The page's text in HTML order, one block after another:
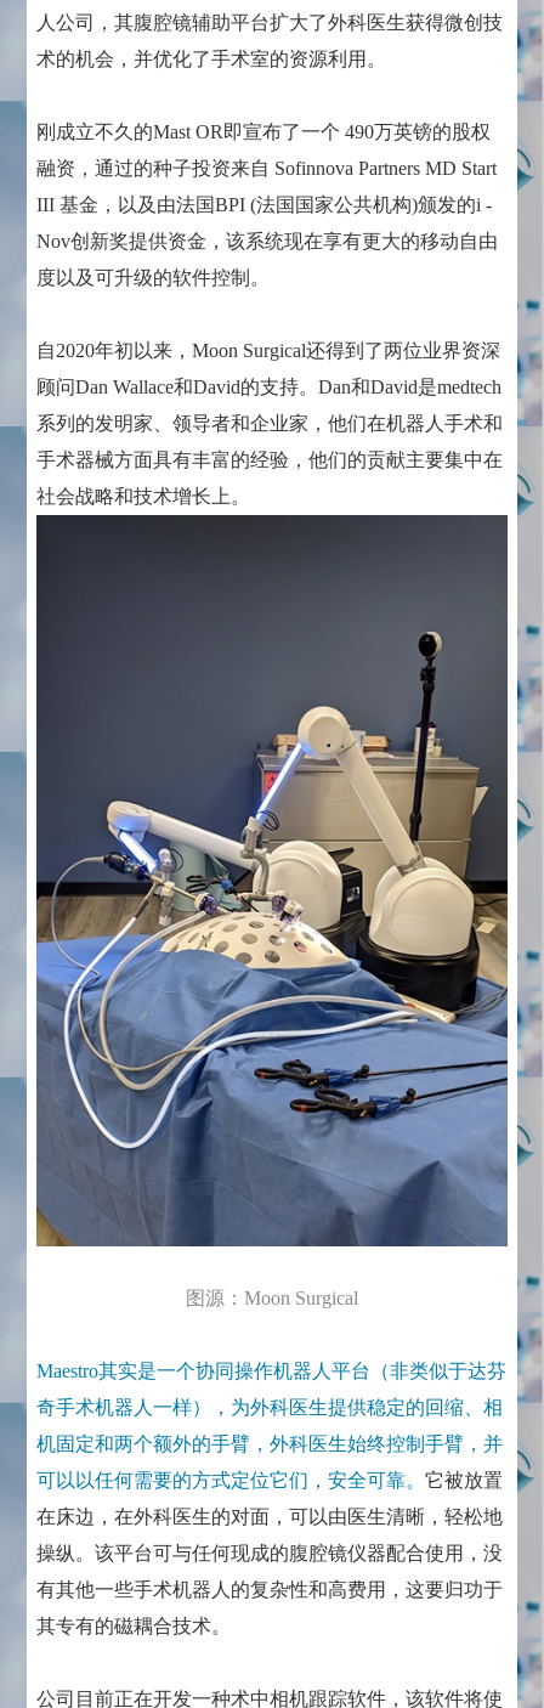
人公司，其腹腔镜辅助平台扩大了外科医生获得微创技
术的机会，并优化了手术室的资源利用。
刚成立不久的Mast OR即宣布了一个 490万英镑的股权
融资，通过的种子投资来自 Sofinnova Partners MD Start
III 基金，以及由法国BPI (法国国家公共机构)颁发的i -
Nov创新奖提供资金，该系统现在享有更大的移动自由
度以及可升级的软件控制。
自2020年初以来，Moon Surgical还得到了两位业界资深
顾问Dan Wallace和David的支持。Dan和David是medtech
系列的发明家、领导者和企业家，他们在机器人手术和
手术器械方面具有丰富的经验，他们的贡献主要集中在
社会战略和技术增长上。
图源：Moon Surgical
Maestro其实是一个协同操作机器人平台（非类似于达芬
奇手术机器人一样），为外科医生提供稳定的回缩、相
机固定和两个额外的手臂，外科医生始终控制手臂，并
可以以任何需要的方式定位它们，安全可靠。它被放置
在床边，在外科医生的对面，可以由医生清晰，轻松地
操纵。该平台可与任何现成的腹腔镜仪器配合使用，没
有其他一些手术机器人的复杂性和高费用，这要归功于
其专有的磁耦合技术。
公司目前正在开发一种术中相机跟踪软件，该软件将使